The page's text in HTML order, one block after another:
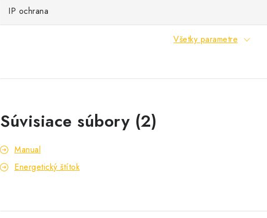
IP ochrana
Všetky parametre
Súvisiace súbory (2)
Manual
Energetický štítok